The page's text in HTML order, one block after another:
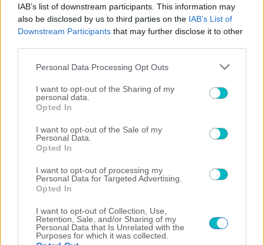
IAB’s list of downstream participants. This information may
also be disclosed by us to third parties on the IAB’s List of
Downstream Participants that may further disclose it to other
Please note that this website/app uses one or more Google
not limited to your visit or usage behaviour. You may click to
grant or deny consent to Google and its third-party tags to
use your data for below specified purposes in below Google
consent section.
Personal Data Processing Opt Outs
I want to opt-out of the Sharing of my
personal data.
Opted In
I want to opt-out of the Sale of my
Personal Data.
Opted In
I want to opt-out of processing my
Personal Data for Targeted Advertising.
Opted In
I want to opt-out of Collection, Use,
Retention, Sale, and/or Sharing of my
Personal Data that Is Unrelated with the
Purposes for which it was collected.
Βαθμολογία UEFA: Έχασε έδαφος η Ελλάδα μετά την ήττα
του ΠΑΟΚ από την Αντερλεχτ
07/08/2026 | 09:00:54
ΠΑΡΑΣΚΗΝΙΑ
Ένα σύννεφο να πέσουμε: Ο Ολυμπιακός εξετάζει τον
06/08/2026 | 23:09:47
Πάνος Λούπος
Βιτάλις, αριστερό μπακ και φουλ για μάχες!
06/08/2026 | 22:58:36